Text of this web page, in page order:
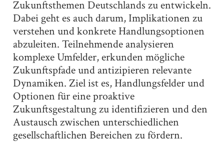
Zukunftsthemen Deutschlands zu entwickeln.
Dabei geht es auch darum, Implikationen zu
verstehen und konkrete Handlungsoptionen
abzuleiten. Teilnehmende analysieren
komplexe Umfelder, erkunden mögliche
Zukunftspfade und antizipieren relevante
Dynamiken. Ziel ist es, Handlungsfelder und
Optionen für eine proaktive
Zukunftsgestaltung zu identifizieren und den
Austausch zwischen unterschiedlichen
gesellschaftlichen Bereichen zu fördern.